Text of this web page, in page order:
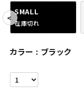
CONTENTS
ようこそ ゲスト 様
meeting_room ログイン
SMALL
在庫切れ
カラー ブラック